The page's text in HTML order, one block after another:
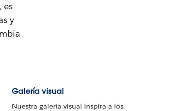
es
y
Galería visual
Nuestra galería visual inspira a los